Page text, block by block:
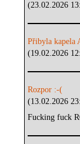
(23.02.2026
Přibyla kapela
(19.02.2026
Rozpor :-(
(13.02.2026
Fucking fuck